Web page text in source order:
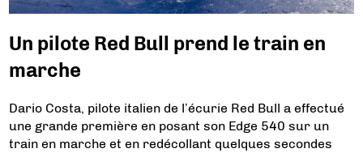
Un pilote Red Bull prend le train en
marche
Dario Costa, pilote italien de l’écurie Red Bull a effectué
une grande première en posant son Edge 540 sur un
train en marche et en redécollant quelques secondes